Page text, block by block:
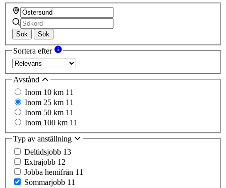
Sök Sök
Sortera efter
Avstånd
Inom 10 km 11
Inom 25 km 11
Inom 50 km 11
Inom 100 km 11
Typ av anställning
Deltidsjobb 13
Extrajobb 12
Jobba hemifrån 11
Sommarjobb 11